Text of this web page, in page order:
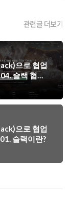
관련글 더보기
으로 협업
슬랙 협업
간 만들기
으로 협업
슬랙이란?